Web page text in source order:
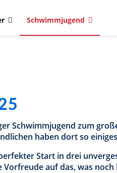
Schwimmjugend
Schwimmjugend zum
haben dort so
Start in drei
Vorfreude auf das, was